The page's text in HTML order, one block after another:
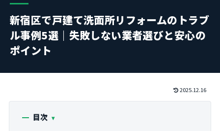
新宿区で戸建て洗面所リフォームのトラブ
ル事例5選｜失敗しない業者選びと安心の
ポイント
2025.12.16
目次